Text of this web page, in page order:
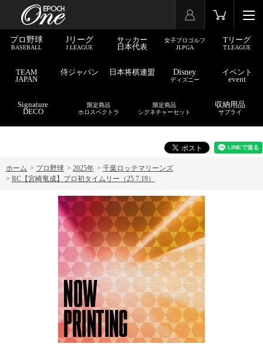
プロ野球
BASEBALL
Jリーグ
J.LEAGUE
サッカー
日本代表
女子プロゴルフ
JLPGA
Tリーグ
T.LEAGUE
TEAM
JAPAN
侍ジャパン 日本将棋連盟 Disney
ディズニー
イベント
event
Signature
DECO
限定商品
ホロスペクトラ
限定商品
シグネチャーセット
収納用品
サプライ
ホーム > プロ野球 > 2025年 > 千葉ロッテマリーンズ
> RC【宮崎竜成】プロ初タイムリー（25.7.19）